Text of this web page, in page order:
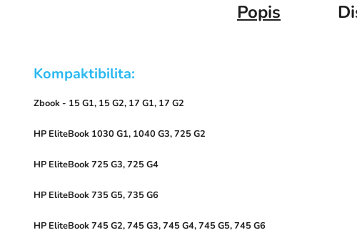
Popis
Kompaktibilita:
Zbook - 15 G1, 15 G2, 17 G1, 17 G2
HP EliteBook 1030G1, 1040G3,725G2
HP EliteBook725G3,725G4
HP EliteBook735G5,735G6
HP EliteBook745G2,745G3,745G4,745G5,745G6